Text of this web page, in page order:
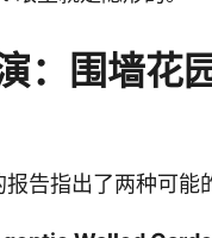
：围墙花
告指出了两种可能